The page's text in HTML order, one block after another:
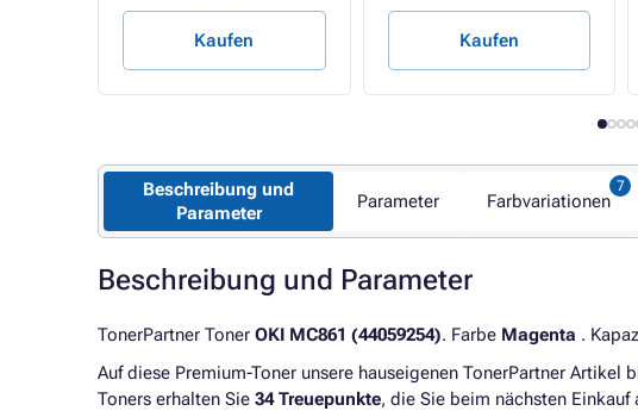
Kaufen Kaufen
Beschreibung und
Parameter
Parameter Farbvariationen
Beschreibung und Parameter
TonerPartner Toner OKI MC861 (44059254). Farbe Magenta .
Auf diese Premium-Toner unsere hauseigenen TonerPartner Artikel
Toners erhalten Sie 34 Treuepunkte, die Sie beim nächsten Einkauf